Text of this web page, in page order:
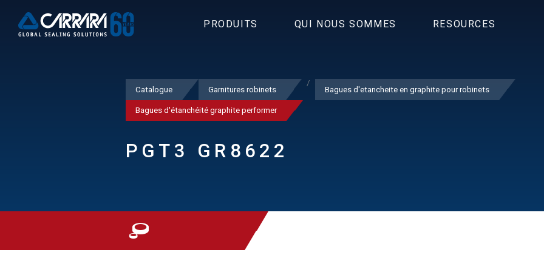
PRODUITS QUI NOUS SOMMES RESOURCES
Catalogue Garnitures robinets Bagues d'etancheite en graphite pour robinets
Bagues d'étanchéité graphite performer
PGT3 GR8622